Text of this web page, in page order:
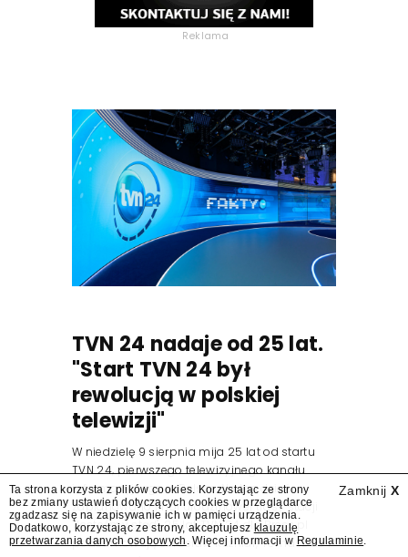
Reklama
TVN 24 nadaje od 25 lat.
"Start TVN 24 był
rewolucją w polskiej
telewizji"
W niedzielę 9 sierpnia mija 25 lat od startu
TVN 24, pierwszego telewizyjnego kanału
informacyjnego w Polsce. Na ten dzień
zaplanowano finał urodzinowej trasy stacji
"Jesteśmy stąd". 25 lat TVN 24 dla Press.pl
podsumowują Jarosław Kuźniar, Tomasz Lis i
Zamknij X
Ta strona korzysta z plików cookies. Korzystając ze strony
bez zmiany ustawień dotyczących cookies w przeglądarce
zgadzasz się na zapisywanie ich w pamięci urządzenia.
Dodatkowo, korzystając ze strony, akceptujesz klauzulę
przetwarzania danych osobowych . Więcej informacji w Regulaminie.